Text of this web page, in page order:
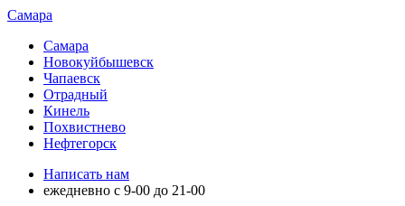
Самара
Самара
Новокуйбышевск
Чапаевск
Отрадный
Кинель
Похвистнево
Нефтегорск
Написать нам
ежедневно с 9-00 до 21-00